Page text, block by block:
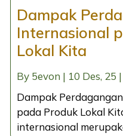
Dampak
Internasional
Lokal Kita
By 5evon | 10 Des, 25 |
Dampak
pada Produk Lokal
internasional